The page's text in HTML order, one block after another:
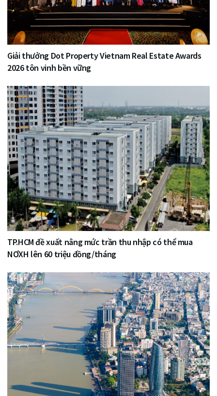
Giải thưởng Dot Property Vietnam Real Estate Awards
2026 tôn vinh bền vững
TP.HCM đề xuất nâng mức trần thu nhập có thể mua
NƠXH lên 60 triệu đồng/tháng